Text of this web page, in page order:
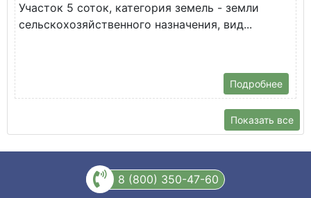
Участок 5 соток, категория земель - земли
сельскохозяйственного назначения, вид...
Подробнее
Показать все
8 (800) 350-47-60